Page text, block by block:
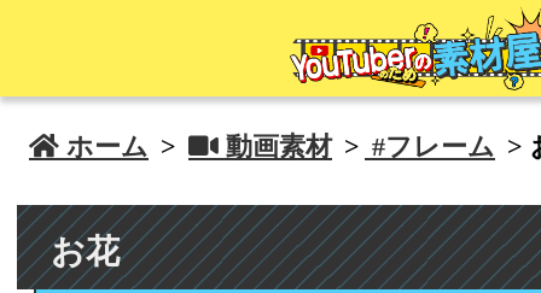
 ホーム >  動画素材 > #フレーム >
お花